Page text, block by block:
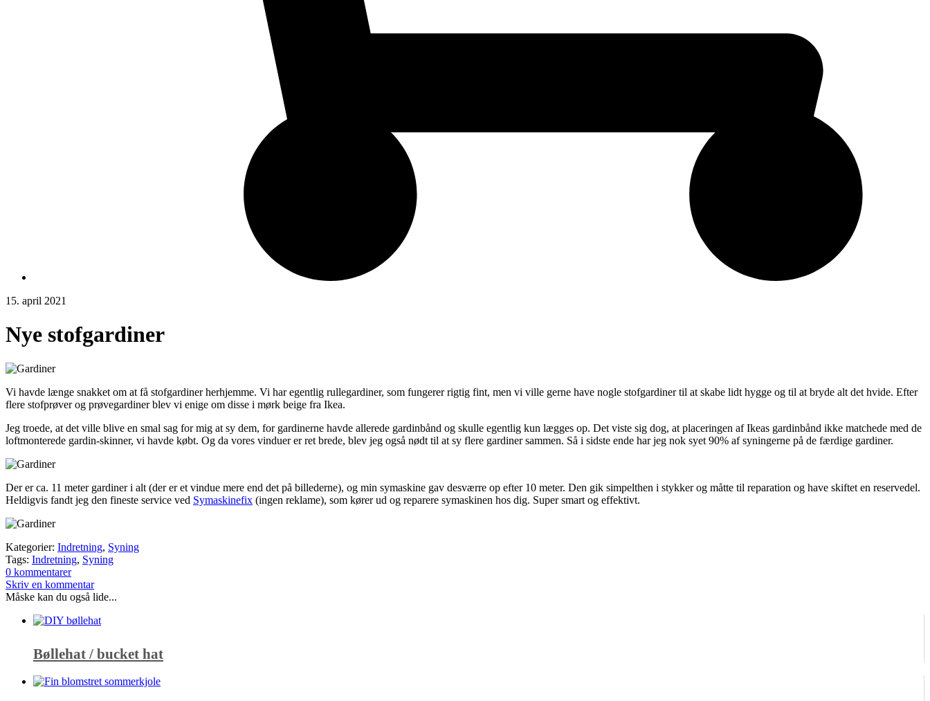
15. april 2021
Nye stofgardiner
Vi havde længe snakket om at få stofgardiner herhjemme. Vi har egentlig rullegardiner, som fungerer rigtig fint, men vi ville gerne have nogle stofgardiner til at skabe lidt hygge og til at bryde alt det hvide. Efter
flere stofprøver og prøvegardiner blev vi enige om disse i mørk beige fra Ikea.
Jeg troede, at det ville blive en smal sag for mig at sy dem, for gardinerne havde allerede gardinbånd og skulle egentlig kun lægges op. Det viste sig dog, at placeringen af Ikeas gardinbånd ikke matchede med de
loftmonterede gardin-skinner, vi havde købt. Og da vores vinduer er ret brede, blev jeg også nødt til at sy flere gardiner sammen. Så i sidste ende har jeg nok syet 90% af syningerne på de færdige gardiner.
Der er ca. 11 meter gardiner i alt (der er et vindue mere end det på billederne), og min symaskine gav desværre op efter 10 meter. Den gik simpelthen i stykker og måtte til reparation og have skiftet en reservedel.
Heldigvis fandt jeg den fineste service ved Symaskinefix (ingen reklame), som kører ud og reparere symaskinen hos dig. Super smart og effektivt.
Kategorier: Indretning, Syning
Tags: Indretning, Syning
0 kommentarer
Skriv en kommentar
Måske kan du også lide...
Bøllehat / bucket hat